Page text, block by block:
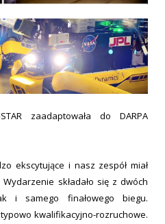
zaadaptowała do DARPA
ekscytujące i nasz zespół miał
składało się z dwóch
i samego finałowego biegu.
kwalifikacyjno-rozruchowe.